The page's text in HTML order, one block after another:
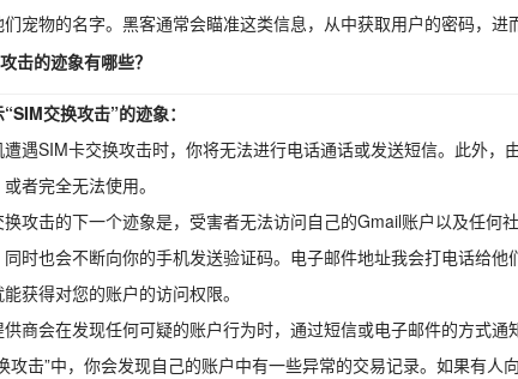
宠物的名字。黑客通常会瞄准这类信息，从中获取用户的密码，进
击的迹象有哪些？
交换攻击”的迹象：
遭遇SIM卡交换攻击时，你将无法进行电话通话或发送短信。此外
者完全无法使用。
攻击的下一个迹象是，受害者无法访问自己的Gmail账户以及任何
时也会不断向你的手机发送验证码。 电子邮件地址我会打电话给他
获得对您的账户的访问权限。
商会在发现任何可疑的账户行为时，通过短信或电子邮件的方式通
攻击”中，你会发现自己的账户中有一些异常的交易记录。如果有